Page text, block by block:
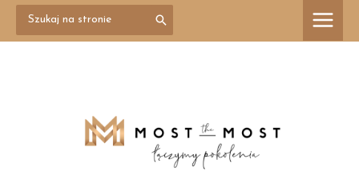
Przejdź
treści
for: